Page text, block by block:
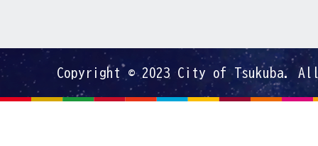
Copyright © 2023 City of Tsukuba.